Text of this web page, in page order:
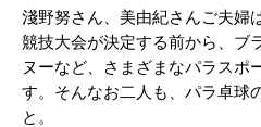
淺野努さん、美由紀さんご夫婦
競技大会が決定する前から、ブ
ヌーなど、さまざまなパラスポ
す。そんなお二人も、パラ卓球
と。